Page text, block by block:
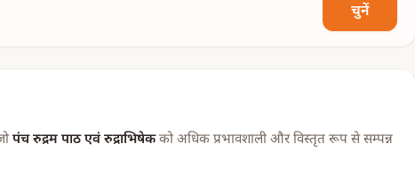
आदिआचार्य द्वारा लाई जाएगी।
चुनें
पंच रुद्रम पाठ एवं रुद्राभिषेकको अधिक प्रभावशाली और विस्तृत रूप से सम्पन्न